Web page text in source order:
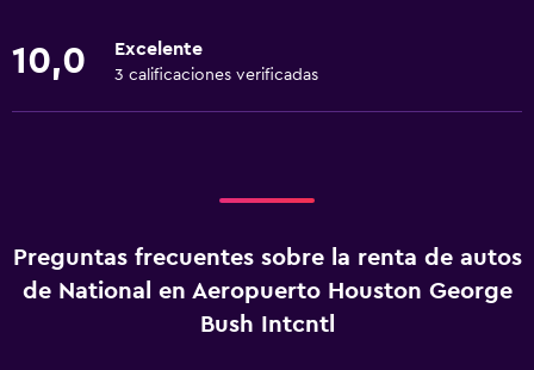
10,0 Excelente
3 calificaciones verificadas
Preguntas frecuentes sobre la renta de autos
de National en Aeropuerto Houston George
Bush Intcntl